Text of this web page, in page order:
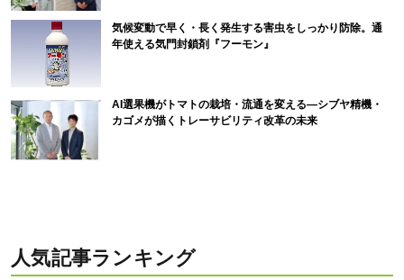
気候変動で早く・長く発生する害虫をしっかり防除。通
年使える気門封鎖剤『フーモン』
AI選果機がトマトの栽培・流通を変える―シブヤ精機・
カゴメが描くトレーサビリティ改革の未来
人気記事ランキング